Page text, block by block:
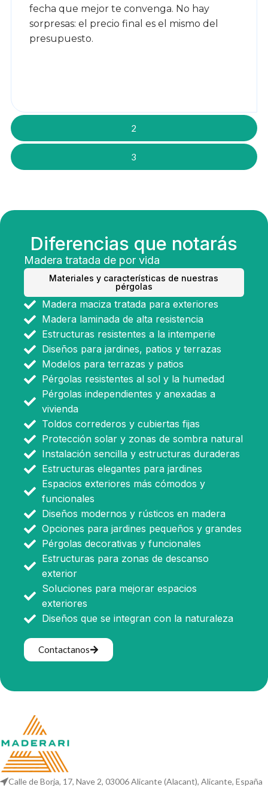
2
3
fecha que mejor te convenga. No hay
sorpresas: el precio final es el mismo del
presupuesto.
Diferencias que notarás
Madera tratada de por vida
Materiales y características de nuestras
pérgolas
Madera maciza tratada para exteriores
Madera laminada de alta resistencia
Estructuras resistentes a la intemperie
Diseños para jardines, patios y terrazas
Modelos para terrazas y patios
Pérgolas resistentes al sol y la humedad
Pérgolas independientes y anexadas a
vivienda
Toldos correderos y cubiertas fijas
Protección solar y zonas de sombra natural
Instalación sencilla y estructuras duraderas
Estructuras elegantes para jardines
Espacios exteriores más cómodos y
funcionales
Diseños modernos y rústicos en madera
Opciones para jardines pequeños y grandes
Pérgolas decorativas y funcionales
Estructuras para zonas de descanso
exterior
Soluciones para mejorar espacios
exteriores
Diseños que se integran con la naturaleza
Contactanos
Calle de Borja, 17, Nave 2, 03006 Alicante (Alacant), Alicante, España